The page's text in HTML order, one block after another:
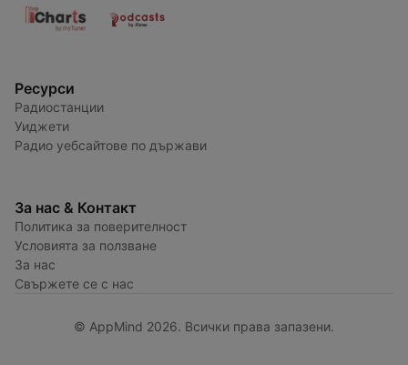
Ресурси
Радиостанции
Уиджети
Радио уебсайтове по държави
За нас & Контакт
Политика за поверителност
Условията за ползване
За нас
Свържете се с нас
© AppMind 2026. Всички права запазени.